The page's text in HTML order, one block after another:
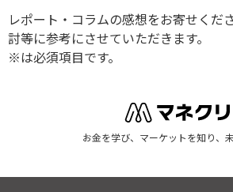
レポート・コラムの感想をお寄せくだ
討等に参考にさせていただきます。
※は必須項目です。
お金を学び、マーケットを知り、